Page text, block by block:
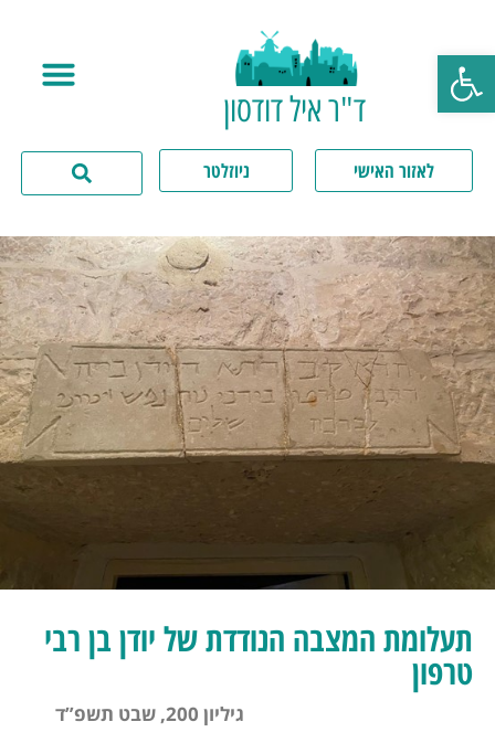
פתח סרגל נגישות
ד"ר איל דודסון
לאזור האישי ניוזלטר
תעלומת המצבה הנודדת של יודן בן רבי
טרפון
גיליון 200, שבט תשפ”ד